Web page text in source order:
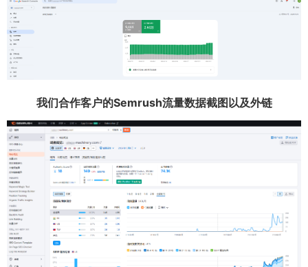
我们合作客户的Semrush流量数据截图以及外链